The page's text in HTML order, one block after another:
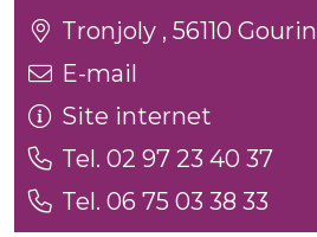
Tronjoly , 56110 Gourin
E-mail
Site internet
Tel. 02 97 23 40 37
Tel. 06 75 03 38 33